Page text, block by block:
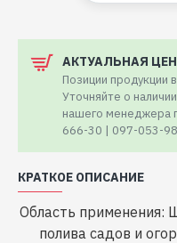
АКТУАЛЬНАЯ
Позиции продукции
Уточняйте о
нашего менеджера
666-30 | 097-053-
КРАТКОЕ ОПИСАНИЕ
Область применения:
полива садов и